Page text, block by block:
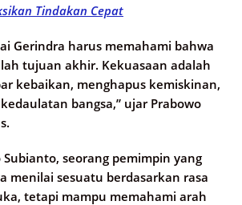
Tindakan Cepat
Gerindra harus memahami bahwa
tujuan akhir. Kekuasaan adalah
kebaikan, menghapus kemiskinan,
bangsa,” ujar Prabowo
seorang pemimpin yang
menilai sesuatu berdasarkan rasa
tetapi mampu memahami arah